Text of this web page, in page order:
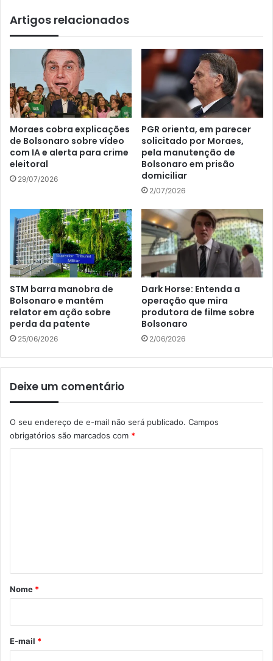
Artigos relacionados
Moraes cobra explicações
de Bolsonaro sobre vídeo
com IA e alerta para crime
eleitoral
29/07/2026
PGR orienta, em parecer
solicitado por Moraes,
pela manutenção de
Bolsonaro em prisão
domiciliar
2/07/2026
STM barra manobra de
Bolsonaro e mantém
relator em ação sobre
perda da patente
25/06/2026
Dark Horse: Entenda a
operação que mira
produtora de filme sobre
Bolsonaro
2/06/2026
Deixe um comentário
O seu endereço de e-mail não será publicado. Campos
obrigatórios são marcados com *
r
*
Nome *
E-mail *